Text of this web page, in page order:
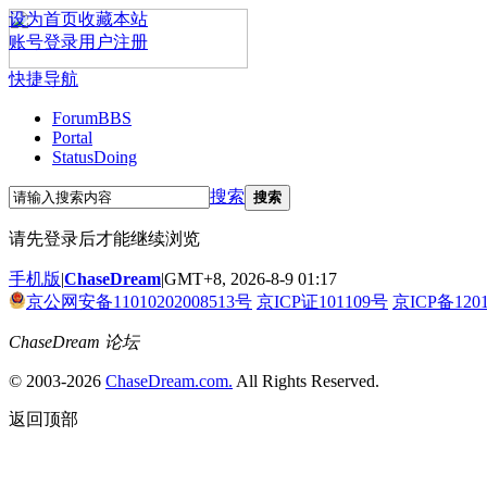
设为首页收藏本站
账号登录用户注册
快捷导航
ForumBBS
Portal
StatusDoing
搜索 搜索
请先登录后才能继续浏览
手机版|ChaseDream|GMT+8, 2026-8-9 01:17
京公网安备11010202008513号 京ICP证101109号 京ICP备
ChaseDream 论坛
© 2003-2026 ChaseDream.com. All Rights Reserved.
返回顶部